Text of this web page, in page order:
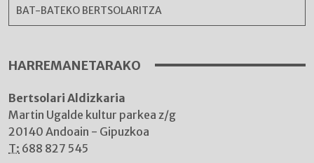
BAT-BATEKO BERTSOLARITZA
HARREMANETARAKO
Bertsolari Aldizkaria
Martin Ugalde kultur parkea z/g
20140 Andoain - Gipuzkoa
T: 688 827 545